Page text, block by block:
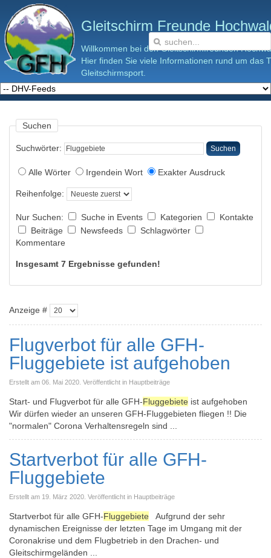
Gleitschirm Freunde
Willkommen bei den Gleitschirmfreunden
Hier finden Sie viele Informationen rund um das
Gleitschirmsport.
Suchen
Suchwörter: Suchen
Alle Wörter Irgendein Wort Exakter Ausdruck
Reihenfolge:
Nur Suchen: Suche in Events Kategorien
Kontakte
Beiträge
Newsfeeds
Schlagwörter
Kommentare
Insgesamt 7 Ergebnisse gefunden!
Anzeige #
Flugverbot für alle GFH-
Fluggebiete ist aufgehoben
Erstellt am 06. Mai 2020. Veröffentlicht in Hauptbeiträge
Start- und Flugverbot für alle GFH-Fluggebiete ist aufgehoben
Wir dürfen wieder an unseren GFH-Fluggebieten fliegen !! Die
"normalen" Corona Verhaltensregeln sind ...
Startverbot für alle GFH-
Fluggebiete
Erstellt am 19. März 2020. Veröffentlicht in Hauptbeiträge
Startverbot für alle GFH-Fluggebiete Aufgrund der sehr
dynamischen Ereignisse der letzten Tage im Umgang mit der
Coronakrise und dem Flugbetrieb in den Drachen- und
Gleitschirmgeländen ...